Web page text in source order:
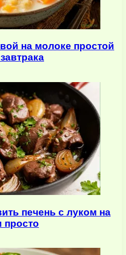
на молоке простой
печень с луком на
просто